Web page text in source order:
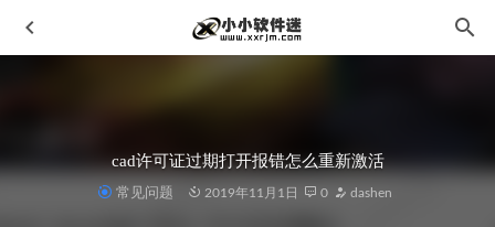
cad许可证过期打开报错怎么重新激活
常见问题 2019年11月1日 0 dashen